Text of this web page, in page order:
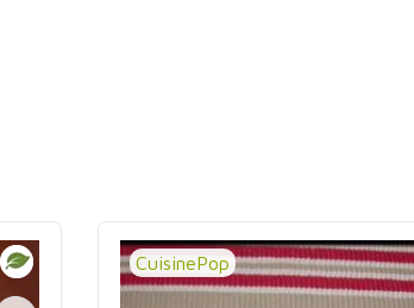
CuisinePop